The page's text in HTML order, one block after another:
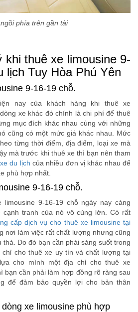
phía trên gần tài
thuê xe limousine 9-
lịch Tuy Hòa Phú Yên
9-16-19 chỗ.
nay của khách hàng khi thuê xe
xe khác đó chính là chi phí để thuê
mục đích khác nhau cùng với những
cũng có một mức giá khác nhau. Mức
từng thời điểm, địa điểm, loại xe mà
mà trước khi thuê xe thì bạn nên tham
du lịch của nhiều đơn vị khác nhau để
phù hợp nhất.
9-16-19 chỗ.
9-16-19 chỗ ngày nay càng
cạnh tranh của nó vô cùng lớn. Có rất
cấp dịch vụ cho thuê xe limousine tại
nơi làm việc rất chất lượng nhưng cũng
Do đó bạn cần phải sáng suốt trong
cho thuê xe uy tín và chất lượng tại
cho mình một địa chỉ cho thuê xe
bạn cần phải làm hợp đồng rõ ràng sau
để đảm bảo quyền lợi cho bản thân
xe limousine phù hợp